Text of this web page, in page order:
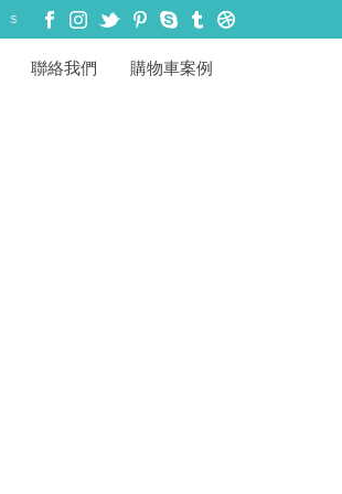
網站架設 ・ WooCommerce 購物車系統 ・ Flutter
聯絡我們 購物車案例